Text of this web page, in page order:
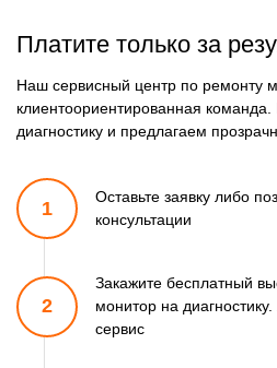
Платите только за
Наш сервисный центр по ремонту
клиентоориентированная
диагностику и предлагаем
1
Оставьте заявку либо
консультации
2
Закажите бесплатный
монитор на
сервис